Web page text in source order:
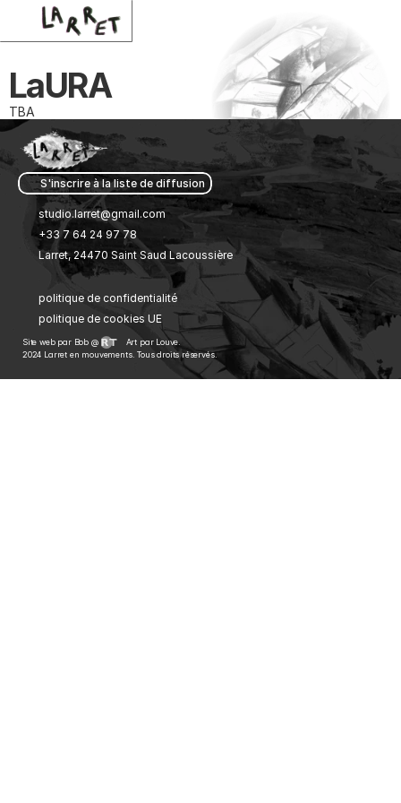
LaURA
TBA
S'inscrire à la liste de diffusion
studio.larret@gmail.com
+33 7 64 24 97 78
Larret, 24470 Saint Saud Lacoussière
politique de confidentialité
politique de cookies UE
Art par Louve.
Site web par Bob @
2024 Larret en mouvements. Tous droits réservés.